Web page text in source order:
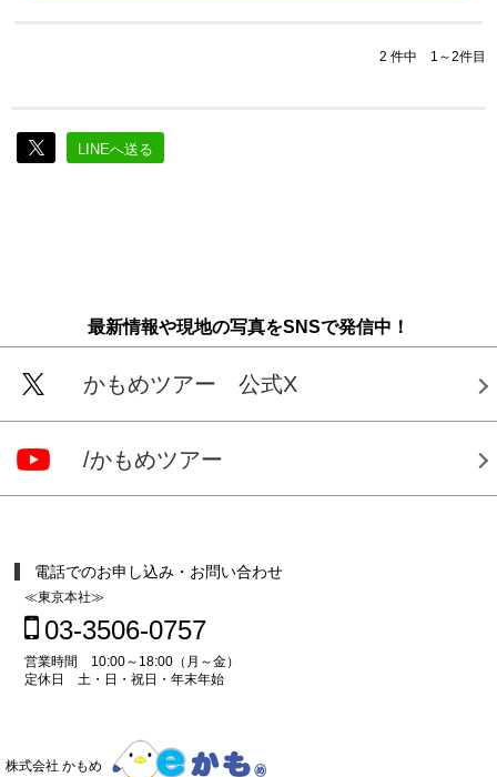
2 件中 1～2件目
LINEへ送る
最新情報や現地の写真をSNSで発信中！
かもめツアー 公式X
/かもめツアー
電話でのお申し込み・お問い合わせ
≪東京本社≫
03-3506-0757
営業時間 10:00～18:00（月～金）
定休日 土・日・祝日・年末年始
株式会社 かもめ